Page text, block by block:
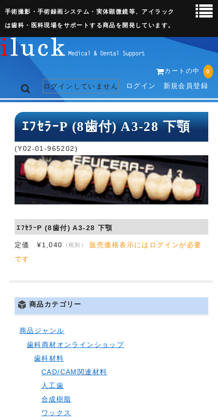
手術撮影・手術録画システム・実体顕微鏡等、アイラック
は歯科・医科現場をサポートする商品を開発しています。
カートの中 0
ログインしていません ログイン 新規会員登録
トップページ
歯科関連機器
術野撮影キット
会社概要
お問い合わせ
ｴﾌｾﾗｰP (8歯付) A3-28 下顎
(Y02-01-965202)
ｴﾌｾﾗｰP (8歯付) A3-28 下顎
定価 ¥1,040 （税別）
販売価格表示にはログインが必要
です
商品カテゴリー
商品ジャンル
歯科商材オンラインショップ
歯科材料
CAD/CAM関連材料
人工歯
合成樹脂
ワックス